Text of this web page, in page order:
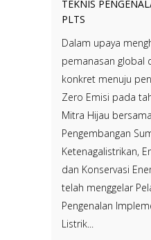
TEKNIS
PLTS
Dalam upaya
pemanasan global
konkret menuju
Zero Emisi pada
Mitra Hijau
Pengembangan
Ketenagalistrikan,
dan Konservasi
telah menggelar
Pengenalan
Listrik...